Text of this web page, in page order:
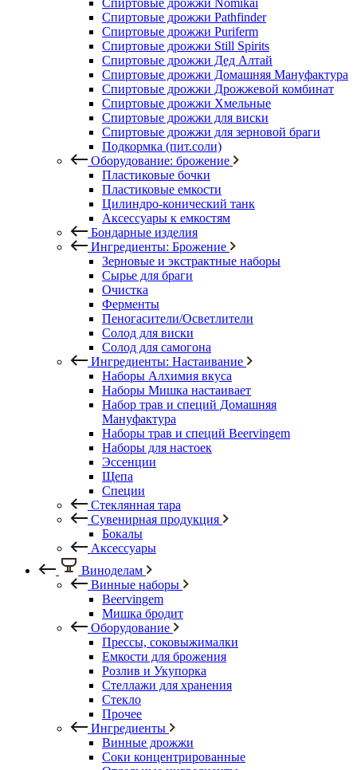
Спиртовые дрожжи Nomikai
Спиртовые дрожжи Pathfinder
Спиртовые дрожжи Puriferm
Спиртовые дрожжи Still Spirits
Спиртовые дрожжи Дед Алтай
Спиртовые дрожжи Домашняя Мануфактура
Спиртовые дрожжи Дрожжевой комбинат
Спиртовые дрожжи Хмельные
Спиртовые дрожжи для виски
Спиртовые дрожжи для зерновой браги
Подкормка (пит.соли)
Оборудование: брожение
Пластиковые бочки
Пластиковые емкости
Цилиндро-конический танк
Аксессуары к емкостям
Бондарные изделия
Ингредиенты: Брожение
Зерновые и экстрактные наборы
Сырье для браги
Очистка
Ферменты
Пеногасители/Осветлители
Солод для виски
Солод для самогона
Ингредиенты: Настаивание
Наборы Алхимия вкуса
Наборы Мишка настаивает
Набор трав и специй Домашняя
Мануфактура
Наборы трав и специй Beervingem
Наборы для настоек
Эссенции
Щепа
Специи
Стеклянная тара
Сувенирная продукция
Бокалы
Аксессуары
Виноделам
Винные наборы
Beervingem
Мишка бродит
Оборудование
Прессы, соковыжималки
Емкости для брожения
Розлив и Укупорка
Стеллажи для хранения
Стекло
Прочее
Ингредиенты
Винные дрожжи
Соки концентрированные